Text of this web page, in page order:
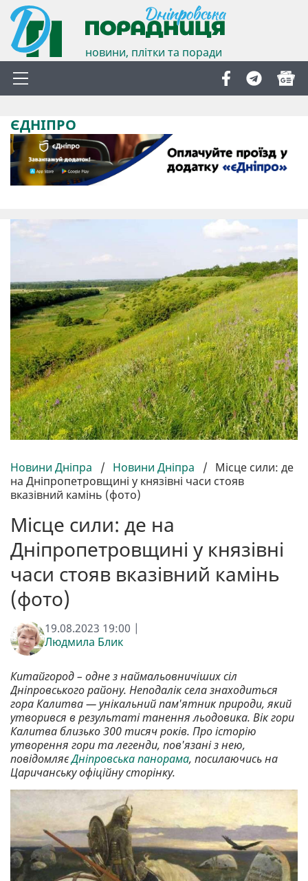
новини, плітки та поради
ЄДНІПРО
Новини Дніпра / Новини Дніпра / Місце сили: де
на Дніпропетровщині у князівні часи стояв
вказівний камінь (фото)
Місце сили: де на
Дніпропетровщині у князівні
часи стояв вказівний камінь
(фото)
19.08.2023 19:00 |
Людмила Блик
Китайгород – одне з наймальовничіших сіл
Дніпровського району. Неподалік села знаходиться
гора Калитва — унікальний пам'ятник природи, який
утворився в результаті танення льодовика. Вік гори
Калитва близько 300 тисяч років. Про історію
утворення гори та легенди, пов'язані з нею,
повідомляєДніпровська панорама, посилаючись на
Царичанську офіційну сторінку.